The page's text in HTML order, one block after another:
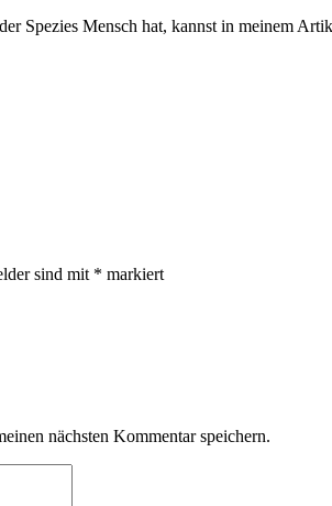
Spezies Mensch hat, kannst in meinem
sind mit * markiert
nächsten Kommentar speichern.